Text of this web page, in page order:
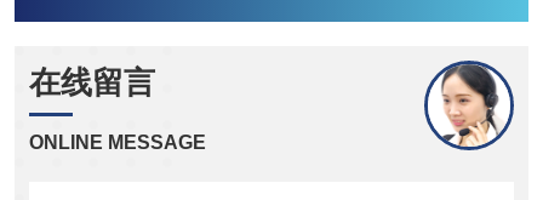
在线留言
ONLINE MESSAGE